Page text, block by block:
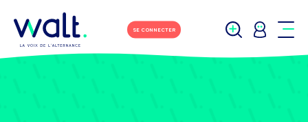
SE CONNECTER